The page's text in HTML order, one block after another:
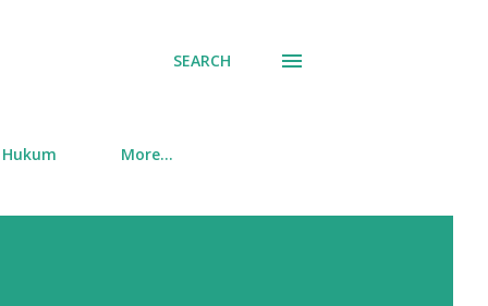
SEARCH
Hukum More…